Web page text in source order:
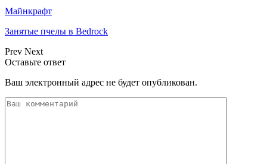
Майнкрафт
Занятые пчелы в Bedrock
Prev Next
Оставьте ответ
Ваш электронный адрес не будет опубликован.